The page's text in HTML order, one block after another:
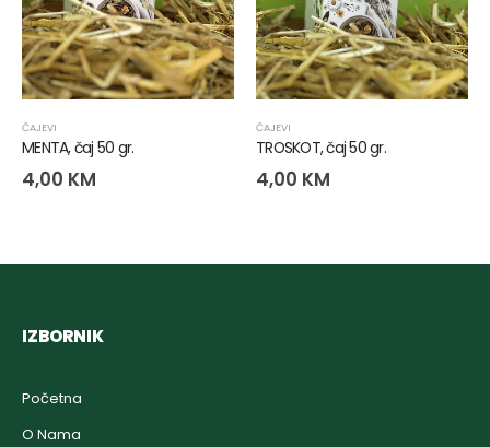
ČAJEVI
MENTA, čaj 50 gr.
4,00 KM
ČAJEVI
TROSKOT, čaj 50 gr.
4,00 KM
IZBORNIK
Početna
O Nama